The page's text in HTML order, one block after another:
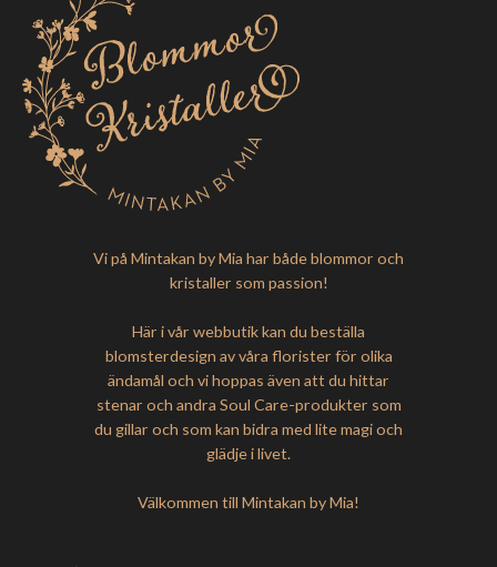
Vi på Mintakan by Mia har både blommor och
kristaller som passion!
Här i vår webbutik kan du beställa
blomsterdesign av våra florister för olika
ändamål och vi hoppas även att du hittar
stenar och andra Soul Care-produkter som
du gillar och som kan bidra med lite magi och
glädje i livet.
Välkommen till Mintakan by Mia!